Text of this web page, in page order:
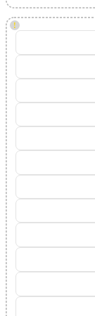
!